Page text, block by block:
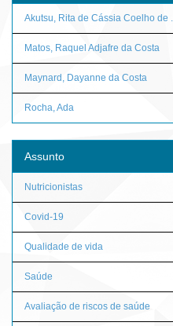
Akutsu, Rita de Cássia Coelho de ...
Matos, Raquel Adjafre da Costa
Maynard, Dayanne da Costa
Rocha, Ada
Assunto
Nutricionistas
Covid-19
Qualidade de vida
Saúde
Avaliação de riscos de saúde